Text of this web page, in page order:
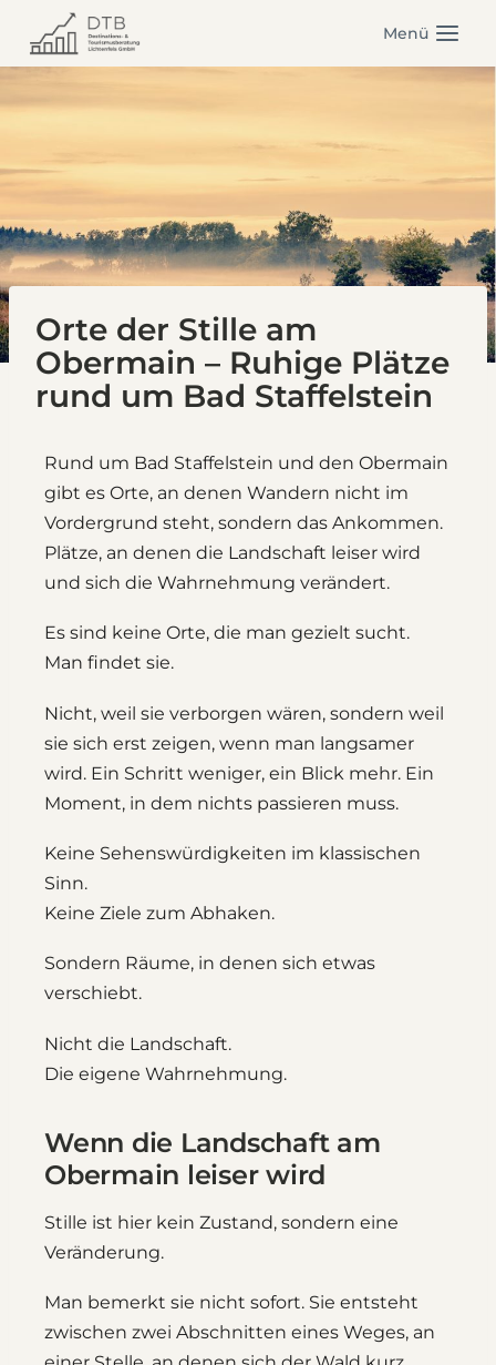
Inhalt
springen
Menü
Orte der Stille am
Obermain – Ruhige Plätze
rund um Bad Staffelstein
Rund um Bad Staffelstein und den Obermain
gibt es Orte, an denen Wandern nicht im
Vordergrund steht, sondern das Ankommen.
Plätze, an denen die Landschaft leiser wird
und sich die Wahrnehmung verändert.
Es sind keine Orte, die man gezielt sucht.
Man findet sie.
Nicht, weil sie verborgen wären, sondern weil
sie sich erst zeigen, wenn man langsamer
wird. Ein Schritt weniger, ein Blick mehr. Ein
Moment, in dem nichts passieren muss.
Keine Sehenswürdigkeiten im klassischen
Sinn.
Keine Ziele zum Abhaken.
Sondern Räume, in denen sich etwas
verschiebt.
Nicht die Landschaft.
Die eigene Wahrnehmung.
Wenn die Landschaft am
Obermain leiser wird
Stille ist hier kein Zustand, sondern eine
Veränderung.
Man bemerkt sie nicht sofort. Sie entsteht
zwischen zwei Abschnitten eines Weges, an